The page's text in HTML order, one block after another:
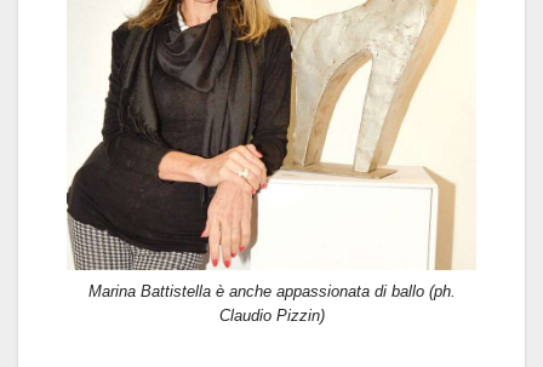
Marina Battistella è anche appassionata di ballo (ph.
Claudio Pizzin)